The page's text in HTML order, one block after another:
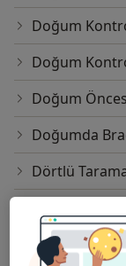
Doğum
Doğum
Doğum
Doğumda
Dörtlü
Elektron